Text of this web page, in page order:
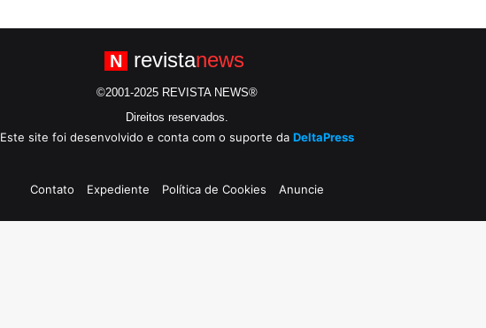
N revistanews
©2001-2025 REVISTA NEWS®
Direitos reservados.
Este site foi desenvolvido e conta com o suporte da DeltaPress
Contato Expediente Política de Cookies Anuncie